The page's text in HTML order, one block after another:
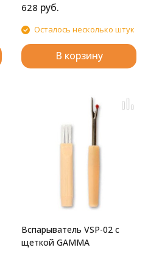
628 руб.
Осталось несколько штук
В корзину
Вспарыватель VSP-02 с
щеткой GAMMA